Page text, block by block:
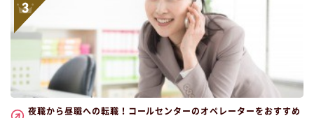
夜職から昼職への転職！コールセンターのオペレーターをおすすめ